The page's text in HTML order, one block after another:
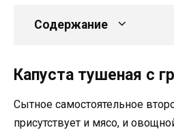
Содержание
Капуста тушеная с
Сытное самостоятельное
присутствует и мясо, и